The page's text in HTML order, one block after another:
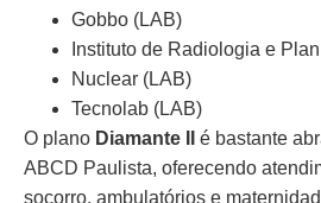
Gobbo (LAB)
Instituto de Radiologia e
Nuclear (LAB)
Tecnolab (LAB)
O plano Diamante II
é bastante
ABCD Paulista, oferecendo
socorro, ambulatórios e